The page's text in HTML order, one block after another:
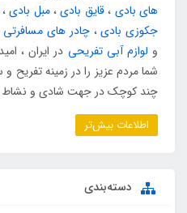
های بادی ،قایق بادی،مبل بادی،
جکوزی بادی،چادر های مسافرتی
و لوازم آبی تفریحی در ایران ،
شما مردم عزیز را در زمینه تفریح
چند کوچک در جهت شادی و نشاط
اطلاعات بیش‌تر
دسته‌بندی